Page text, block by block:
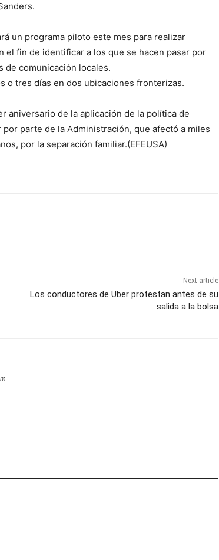
un programa piloto este mes para realizar
el fin de identificar a los que se hacen pasar por
de comunicación locales.
o tres días en dos ubicaciones fronterizas.
aniversario de la aplicación de la política de
parte de la Administración, que afectó a miles
por la separación familiar.(EFEUSA)
Next article
Los conductores de Uber protestan antes de su
salida a la bolsa